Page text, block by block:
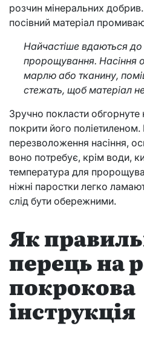
розчин мінеральних
посівний матеріал
Найчастіше вдаються
пророщування. Насіння
марлю або тканину,
стежать, щоб матеріал
Зручно покласти обгорнуте
покрити його
перезволоження насіння,
воно потребує, крім води,
температура для
ніжні паростки легко
слід бути обережними.
Як
перець на
покрокова
інструкція